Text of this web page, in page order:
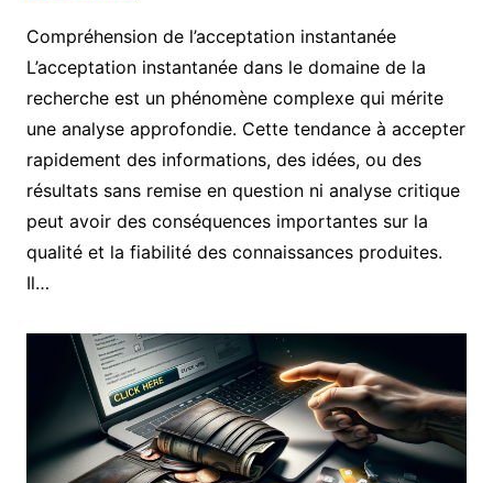
Compréhension de l’acceptation instantanée
L’acceptation instantanée dans le domaine de la
recherche est un phénomène complexe qui mérite
une analyse approfondie. Cette tendance à accepter
rapidement des informations, des idées, ou des
résultats sans remise en question ni analyse critique
peut avoir des conséquences importantes sur la
qualité et la fiabilité des connaissances produites.
Il…